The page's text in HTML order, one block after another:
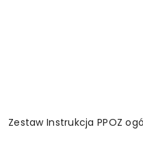
Zestaw Instrukcja PPOZ